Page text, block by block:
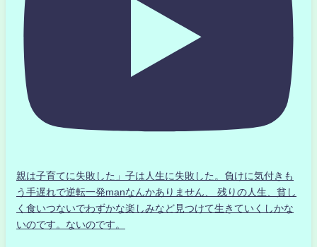
親は子育てに失敗した」子は人生に失敗した。負けに気付きも
う手遅れで逆転一発manなんかありません、 残りの人生、貧し
く食いつないでわずかな楽しみなど見つけて生きていくしかな
いのです。ないのです。